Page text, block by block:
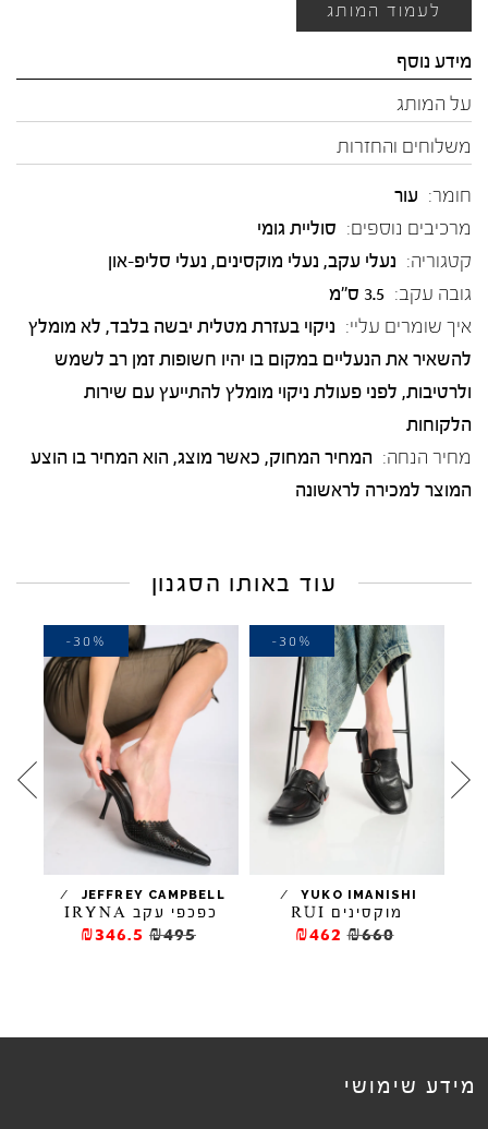
לעמוד המותג
מידע נוסף
על המותג
משלוחים והחזרות
חומר: עור
מרכיבים נוספים: סוליית גומי
קטגוריה: נעלי עקב, נעלי מוקסינים, נעלי סליפ-און
גובה עקב: 3.5 ס"מ
איך שומרים עליי: ניקוי בעזרת מטלית יבשה בלבד, לא מומלץ
להשאיר את הנעליים במקום בו יהיו חשופות זמן רב לשמש
ולרטיבות, לפני פעולת ניקוי מומלץ להתייעץ עם שירות
הלקוחות
מחיר הנחה: המחיר המחוק, כאשר מוצג, הוא המחיר בו הוצע
המוצר למכירה לראשונה
עוד באותו הסגנון
YUKO IMANISHI
/
מוקסינים RUI
₪660
₪462
-30%
JEFFREY CAMPBELL
/
כפכפי עקב IRYNA
₪495
₪346.5
-30%
מידע שימושי